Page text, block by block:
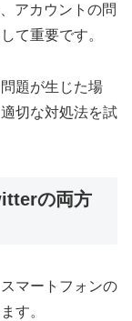
アカウントの問
て重要です。
題が生じた場
切な対処法を試
の両方
マートフォンの
す。